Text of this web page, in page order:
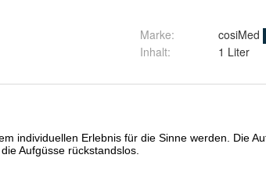
Marke:
cosiMed
Inhalt: 1 Liter